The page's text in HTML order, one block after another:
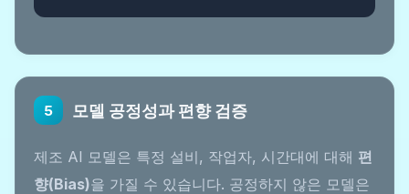
5 모델 공정성과 편향 검증
제조 AI 모델은 특정 설비, 작업자, 시간대에 대해 편
향(Bias)을 가질 수 있습니다. 공정하지 않은 모델은